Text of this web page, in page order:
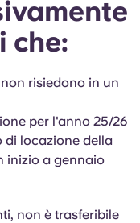
che:
risiedono in un
per l'anno 25/26
di locazione della
inizio a gennaio
non è trasferibile